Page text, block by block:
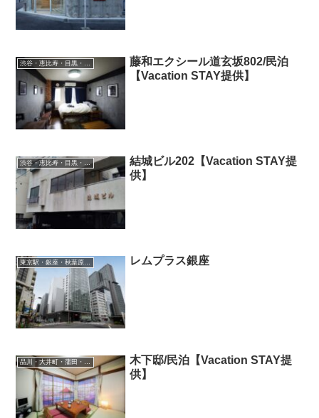
藤和エクシール道玄坂802/民泊
【Vacation STAY提供】
結城ビル202【Vacation STAY提
供】
レムプラス銀座
木下邸/民泊【Vacation STAY提
供】